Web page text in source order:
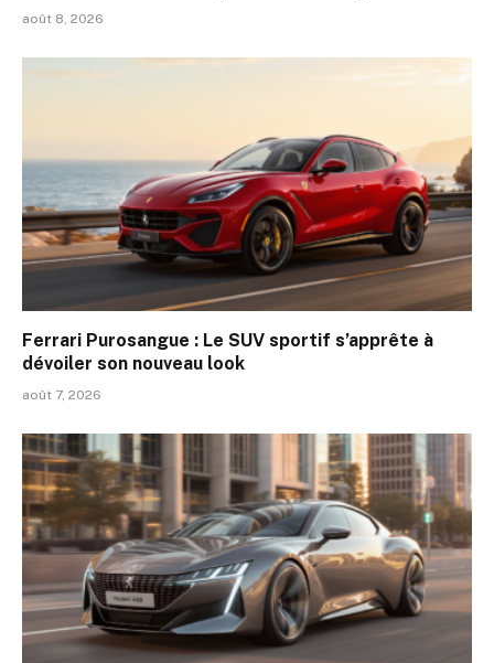
août 8, 2026
Ferrari Purosangue : Le SUV sportif s’apprête à
dévoiler son nouveau look
août 7, 2026